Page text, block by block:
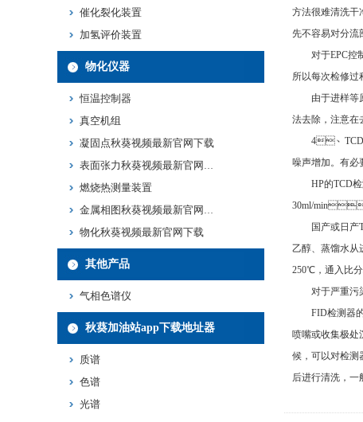
催化裂化装置
加氢评价装置
物化仪器
恒温控制器
真空机组
凝固点秋葵视频最新官网下载
表面张力秋葵视频最新官网下载
燃烧热测量装置
金属相图秋葵视频最新官网下载
物化秋葵视频最新官网下载
其他产品
气相色谱仪
秋葵加油站app下载地址器
质谱
色谱
光谱
方法很难清洗干
先不容易对分流
对于EPC控制分
所以每次检修过程
由于进样等原因
法去除，注意
4、TCD和
噪声增加。有必
HP的TCD检测
30ml/min，
国产或日产
乙醇、蒸馏水
250℃，通入比分
对于严重污染
FID检测器的清
喷嘴或收集极处沉
候，可以对
后进行清洗，一